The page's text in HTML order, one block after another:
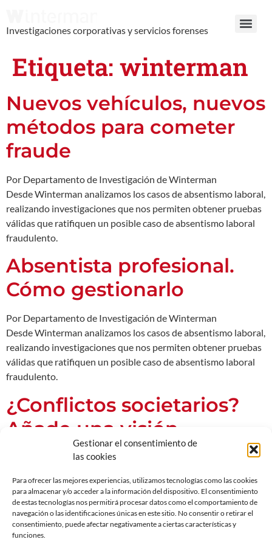
Gestionar el consentimiento de
las cookies
Para ofrecer las mejores experiencias, utilizamos tecnologías como las cookies
para almacenar y/o acceder a la información del dispositivo. El consentimiento
de estas tecnologías nos permitirá procesar datos como el comportamiento de
navegación o las identificaciones únicas en este sitio. No consentir o retirar el
consentimiento, puede afectar negativamente a ciertas características y
funciones.
Investigaciones corporativas y servicios forenses
Etiqueta: winterman
Nuevos vehículos, nuevos
métodos para cometer
fraude
Por Departamento de Investigación de Winterman
Desde Winterman analizamos los casos de absentismo laboral,
realizando investigaciones que nos permiten obtener pruebas
válidas que ratifiquen un posible caso de absentismo laboral
fraudulento.
Absentista profesional.
Cómo gestionarlo
Por Departamento de Investigación de Winterman
Desde Winterman analizamos los casos de absentismo laboral,
realizando investigaciones que nos permiten obtener pruebas
válidas que ratifiquen un posible caso de absentismo laboral
fraudulento.
¿Conflictos societarios?
Añade una visión
estratégica a tu
asesoramiento legal
Por Departamento de Investigación de Winterman
Desde Winterman analizamos los casos con una visión y
planificación estratégica, estudiando la probabilidad de que